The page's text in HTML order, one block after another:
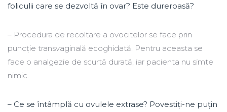
foliculii care se dezvoltă în ovar? Este dureroasă?
– Procedura de recoltare a ovocitelor se face prin
puncție transvaginală ecoghidată. Pentru aceasta se
face o analgezie de scurtă durată, iar pacienta nu simte
nimic.
– Ce se întâmplă cu ovulele extrase? Povestiţi-ne puţin